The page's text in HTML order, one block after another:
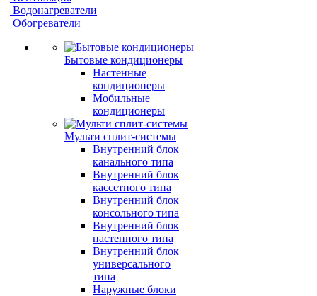
Водонагреватели
Обогреватели
Бытовые кондиционеры
Настенные
кондиционеры
Мобильные
кондиционеры
Мульти сплит-системы
Внутренний блок
канального типа
Внутренний блок
кассетного типа
Внутренний блок
консольного типа
Внутренний блок
настенного типа
Внутренний блок
универсального
типа
Наружные блоки